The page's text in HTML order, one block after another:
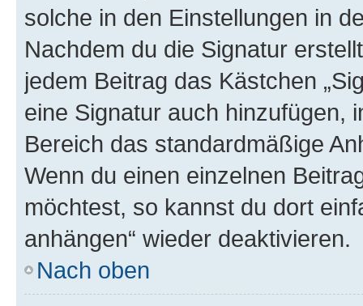
solche in den Einstellungen in
Nachdem du die Signatur
jedem Beitrag das Kästchen
eine Signatur auch hinzufügen,
Bereich das standardmäßige
Wenn du einen einzelnen
möchtest, so kannst du dort
anhängen“ wieder deaktivieren.
Nach oben